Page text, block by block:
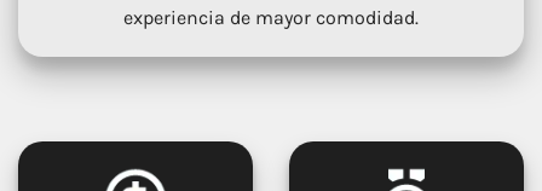
experiencia de mayor comodidad.